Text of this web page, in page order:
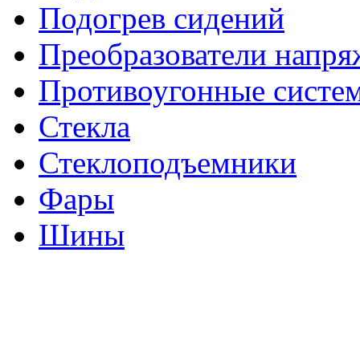
Подогрев сидений
Преобразователи
Противоугонные
Стекла
Стеклоподъемники
Фары
Шины